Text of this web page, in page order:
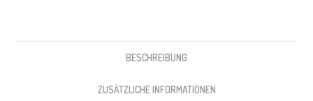
BESCHREIBUNG
ZUSÄTZLICHE INFORMATIONEN